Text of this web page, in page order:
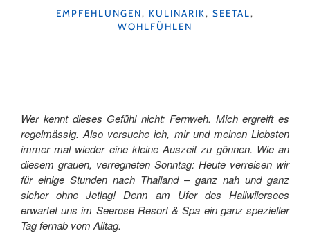
KATEGORIEN
EMPFEHLUNGEN, KULINARIK, SEETAL,
WOHLFÜHLEN
Wer kennt dieses Gefühl nicht: Fernweh. Mich ergreift es
regelmässig. Also versuche ich, mir und meinen Liebsten
immer mal wieder eine kleine Auszeit zu gönnen. Wie an
diesem grauen, verregneten Sonntag: Heute verreisen wir
für einige Stunden nach Thailand – ganz nah und ganz
sicher ohne Jetlag! Denn am Ufer des Hallwilersees
erwartet uns im Seerose Resort & Spa ein ganz spezieller
Tag fernab vom Alltag.